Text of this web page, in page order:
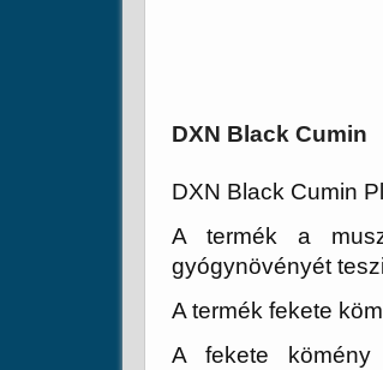
DXN Black Cumin
DXN Black Cumin
A termék a
gyógynövényét
A termék fekete
A fekete kömény